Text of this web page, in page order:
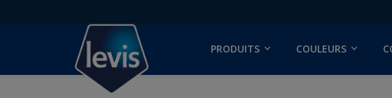
PRODUITS COULEURS